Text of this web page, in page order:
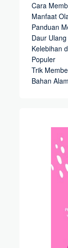
Cara
Manfaat
Panduan
Daur Ulang
Kelebihan
Populer
Trik
Bahan